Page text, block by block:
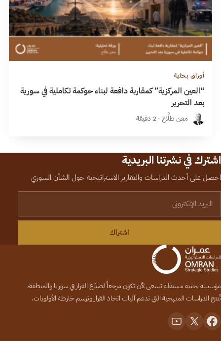
أوراق بحثية
“العين المركزية” كمقاربة دافعة لبناء حوكمة تكاملية في سورية
بعد التحرير
معن طلَّاع · 2 دقيقة
اشترك في نشرتنا البريدية
احصل على أحدث الدراسات والتقارير الاستراتيجية حول الشأن السوري
اشتراك
مؤسسة بحثية مستقلة تسعى لأن تكون مرجعاً لصنّاع القرار في سوريا والمنطقة،
تُنتج الدراسات المنهجية التي تدعم آليات اتخاذ القرار وترسم خارطة الأولويات.